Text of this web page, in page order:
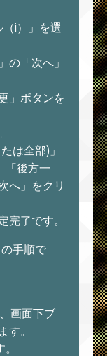
（i）」を選
の「次へ」
」ボタンを
は全部)」
「後方一
へ」をクリ
完了です。
の手順で
画面下ブ
す。